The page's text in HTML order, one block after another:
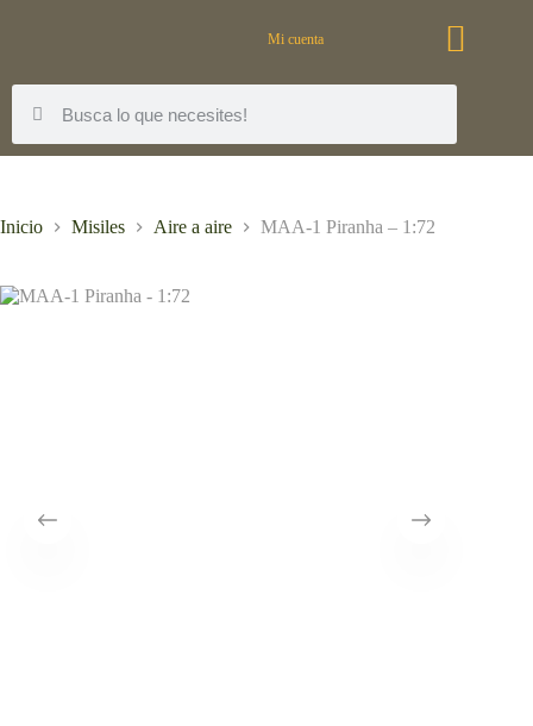
Mi cuenta
Inicio Misiles Aire a aire MAA-1 Piranha – 1:72